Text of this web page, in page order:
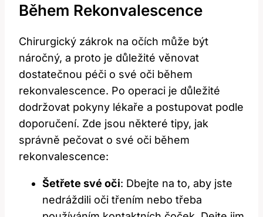
Během ⁣rekonvalescence
Chirurgický zákrok ⁣na očích⁢ může být
náročný, a proto je‌ důležité⁢ věnovat
dostatečnou péči o‍ své oči během
rekonvalescence. Po operaci je ⁤důležité
dodržovat ⁢pokyny​ lékaře‍ a postupovat podle
doporučení. Zde jsou některé tipy, jak
správně pečovat o své ​oči během
rekonvalescence:
Šetřete​ své oči: Dbejte na to, aby jste
nedráždili oči třením nebo⁤ třeba